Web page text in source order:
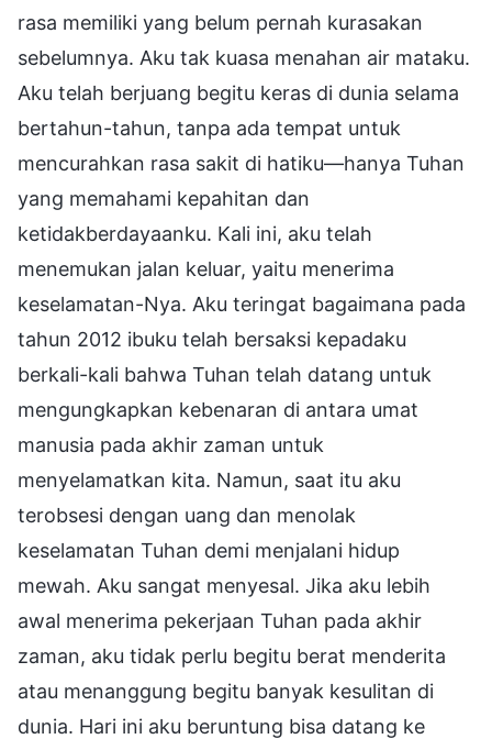
rasa memiliki yang belum pernah kurasakan
sebelumnya. Aku tak kuasa menahan air mataku.
Aku telah berjuang begitu keras di dunia selama
bertahun-tahun, tanpa ada tempat untuk
mencurahkan rasa sakit di hatiku—hanya Tuhan
yang memahami kepahitan dan
ketidakberdayaanku. Kali ini, aku telah
menemukan jalan keluar, yaitu menerima
keselamatan-Nya. Aku teringat bagaimana pada
tahun 2012 ibuku telah bersaksi kepadaku
berkali-kali bahwa Tuhan telah datang untuk
mengungkapkan kebenaran di antara umat
manusia pada akhir zaman untuk
menyelamatkan kita. Namun, saat itu aku
terobsesi dengan uang dan menolak
keselamatan Tuhan demi menjalani hidup
mewah. Aku sangat menyesal. Jika aku lebih
awal menerima pekerjaan Tuhan pada akhir
zaman, aku tidak perlu begitu berat menderita
atau menanggung begitu banyak kesulitan di
dunia. Hari ini aku beruntung bisa datang ke